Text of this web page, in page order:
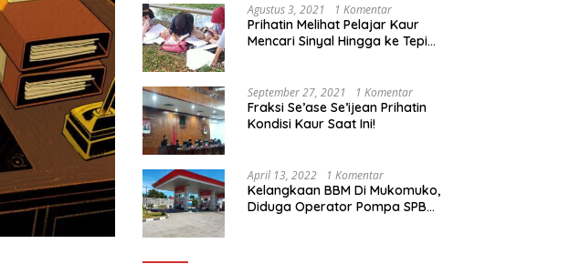
Agustus 3, 2021 1 Komentar
Prihatin Melihat Pelajar Kaur
Mencari Sinyal Hingga ke Tepi
Segera Bertindak
September 27, 2021 1 Komentar
Fraksi Se’ase Se’ijean Prihatin
Kondisi Kaur Saat Ini!
April 13, 2022 1 Komentar
Kelangkaan BBM Di Mukomuko,
Diduga Operator Pompa SPBU